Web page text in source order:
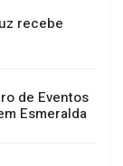
recebe
de Eventos
Esmeralda